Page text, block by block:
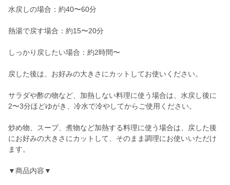
水戻しの場合：約40〜60分
熱湯で戻す場合：約15〜20分
しっかり戻したい場合：約2時間〜
戻した後は、お好みの大きさにカットしてお使いください。
サラダや酢の物など、加熱しない料理に使う場合は、水戻し後に
2〜3分ほどゆがき、冷水で冷やしてからご使用ください。
炒め物、スープ、煮物など加熱する料理に使う場合は、戻した後
にお好みの大きさにカットして、そのまま調理にお使いいただけ
ます。
▼商品内容▼